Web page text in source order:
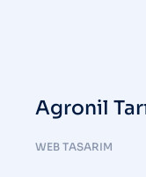
Agronil
WEB TASARIM